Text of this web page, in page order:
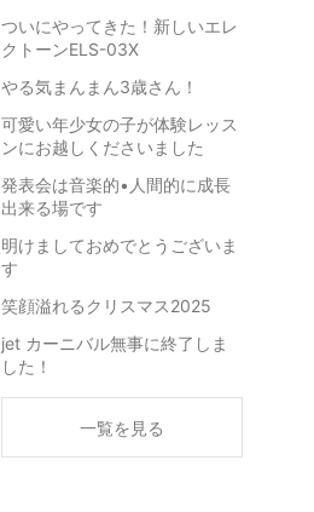
ついにやってきた！新しいエレ
クトーンELS-03X
やる気まんまん3歳さん！
可愛い年少女の子が体験レッス
ンにお越しくださいました
発表会は音楽的•人間的に成長
出来る場です
明けましておめでとうございま
す
笑顔溢れるクリスマス2025
jet カーニバル無事に終了しま
した！
一覧を見る